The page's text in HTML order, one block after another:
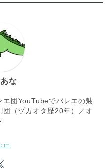
な
エ団YouTubeでバレエの魅
団（ヅカオタ歴20年）／オ